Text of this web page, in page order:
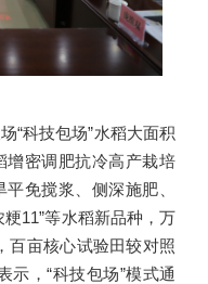
“科技包场”水稻大面积
增密调肥抗冷高产栽培
免搅浆、侧深施肥、
11”等水稻新品种，万
百亩核心试验田较对照
示，“科技包场”模式通